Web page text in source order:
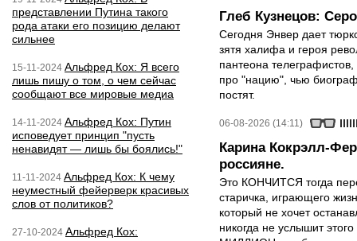
представлении Путина такого
рода атаки его позицию делают
сильнее
15-11-2024 Альфред Кох: Я всего
лишь пишу о том, о чем сейчас
сообщают все мировые медиа
14-11-2024 Альфред Кох: Путин
исповедует принцип "пусть
ненавидят — лишь бы боялись!"
11-11-2024 Альфред Кох: К чему
неуместный фейерверк красивых
слов от политиков?
27-10-2024 Альфред Кох:
Глеб Кузнецов:
Сегодня Энвер дает
зятя халифа и героя
пантеона
про "нацию", чью
постят.
06-08-2026 (14:11)
Карина Кокрэлл-
россияне.
Это КОНЧИТСЯ тогда
старичка, играющего
который не хочет
никогда не услышит